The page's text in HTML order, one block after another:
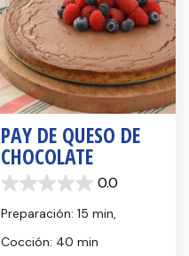
PAY DE QUESO DE
CHOCOLATE
0.0
0.0
de
5
estrellas.
Preparación: 15 min,
Cocción: 40 min